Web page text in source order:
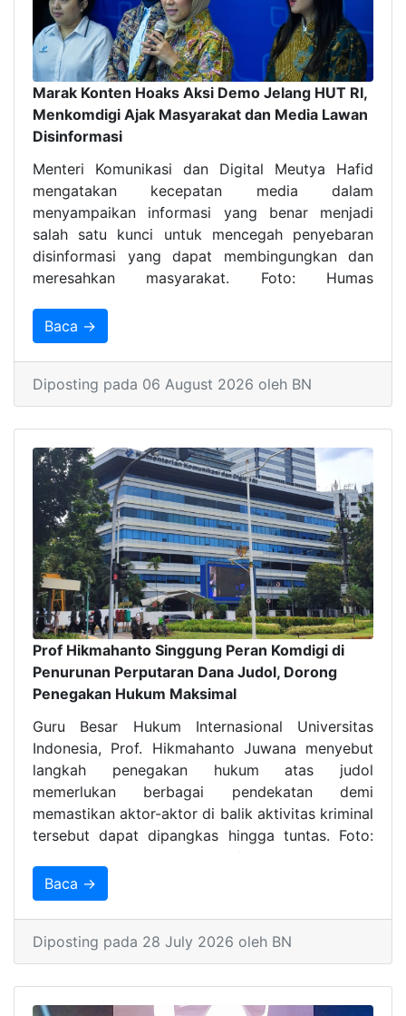
Marak Konten Hoaks Aksi Demo Jelang HUT RI,
Menkomdigi Ajak Masyarakat dan Media Lawan
Disinformasi
Menteri Komunikasi dan Digital Meutya Hafid
mengatakan kecepatan media dalam
menyampaikan informasi yang benar menjadi
salah satu kunci untuk mencegah penyebaran
disinformasi yang dapat membingungkan dan
meresahkan masyarakat. Foto: Humas
Baca →
Diposting pada 06 August 2026 oleh BN
Prof Hikmahanto Singgung Peran Komdigi di
Penurunan Perputaran Dana Judol, Dorong
Penegakan Hukum Maksimal
Guru Besar Hukum Internasional Universitas
Indonesia, Prof. Hikmahanto Juwana menyebut
langkah penegakan hukum atas judol
memerlukan berbagai pendekatan demi
memastikan aktor-aktor di balik aktivitas kriminal
tersebut dapat dipangkas hingga tuntas. Foto:
Ilustrasi. Gedung Kemkomdigi/Agus Siswanto
Baca →
Diposting pada 28 July 2026 oleh BN